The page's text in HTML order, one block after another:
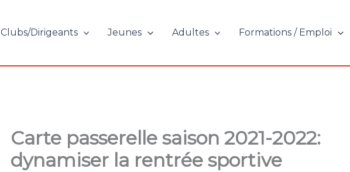
Clubs/Dirigeants Jeunes Adultes Formations / Emploi
Carte passerelle saison 2021-2022:
dynamiser la rentrée sportive